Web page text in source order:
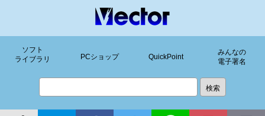
ソフト
ライブラリ
PCショップ QuickPoint
みんなの
電子署名